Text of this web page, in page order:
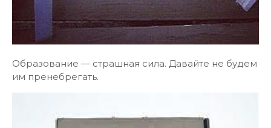
Образование — страшная сила. Давайте не будем
им пренебрегать.